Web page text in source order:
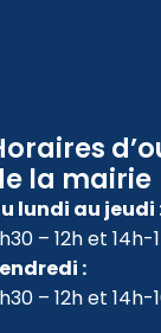
la mairie
lundi au jeudi
– 12h et 14h-
:
– 12h et 14h-